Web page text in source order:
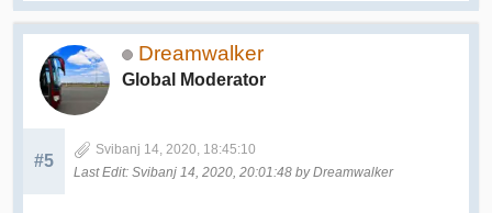
Dreamwalker
Global Moderator
#5
Svibanj 14, 2020, 18:45:10
Last Edit: Svibanj 14, 2020, 20:01:48 by Dreamwalker